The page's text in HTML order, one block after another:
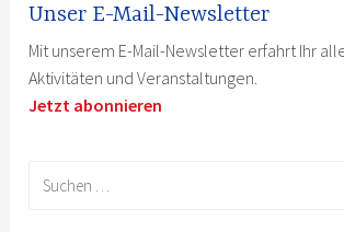
Unser E-Mail-Newsletter
Mit unserem E-Mail-Newsletter erfahrt Ihr
Aktivitäten und Veranstaltungen.
Jetzt abonnieren